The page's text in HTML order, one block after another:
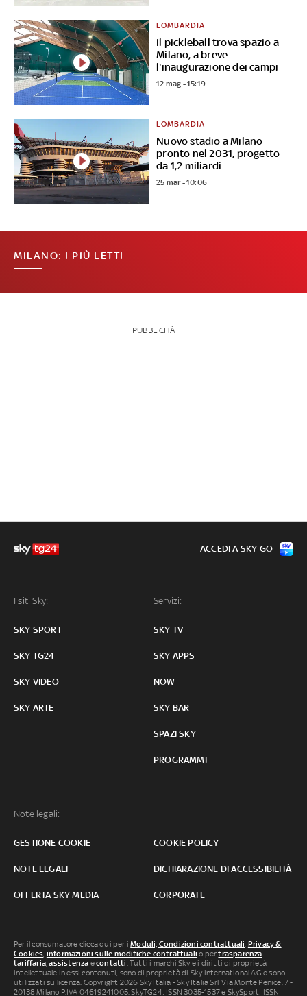
Il pickleball trova spazio a
Milano, a breve
l'inaugurazione dei campi
LOMBARDIA
12 mag - 15:19
Nuovo stadio a Milano
pronto nel 2031, progetto
da 1,2 miliardi
LOMBARDIA
25 mar - 10:06
MILANO: I PIÙ LETTI
PUBBLICITÀ
I siti Sky:
SKY SPORT
SKY TG24
SKY VIDEO
SKY ARTE
Servizi:
SKY TV
SKY APPS
NOW
SKY BAR
SPAZI SKY
PROGRAMMI
Note legali:
GESTIONE COOKIE COOKIE POLICY
NOTE LEGALI DICHIARAZIONE DI ACCESSIBILITÀ
OFFERTA SKY MEDIA CORPORATE
ACCEDI A SKY GO
Per il consumatore clicca qui per iModuli, Condizioni contrattuali, Privacy &
Cookies, informazioni sulle modifiche contrattuali o pertrasparenza
tariffaria,assistenza econtatti. Tutti i marchi Sky e i diritti di proprietà
intellettuale in essi contenuti, sono di proprietà di Sky international AG e sono
utilizzati su licenza. Copyright 2026 Sky Italia - Sky Italia Srl Via Monte Penice, 7 -
20138 Milano P.IVA 04619241005. SkyTG24: ISSN 3035-1537 e SkySport: ISSN